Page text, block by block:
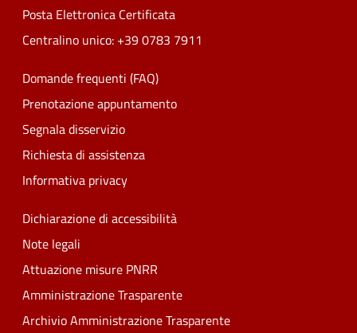
Posta Elettronica Certificata
Centralino unico: +39 0783 7911
Domande frequenti (FAQ)
Prenotazione appuntamento
Segnala disservizio
Richiesta di assistenza
Informativa privacy
Dichiarazione di accessibilità
Note legali
Attuazione misure PNRR
Amministrazione Trasparente
Archivio Amministrazione Trasparente